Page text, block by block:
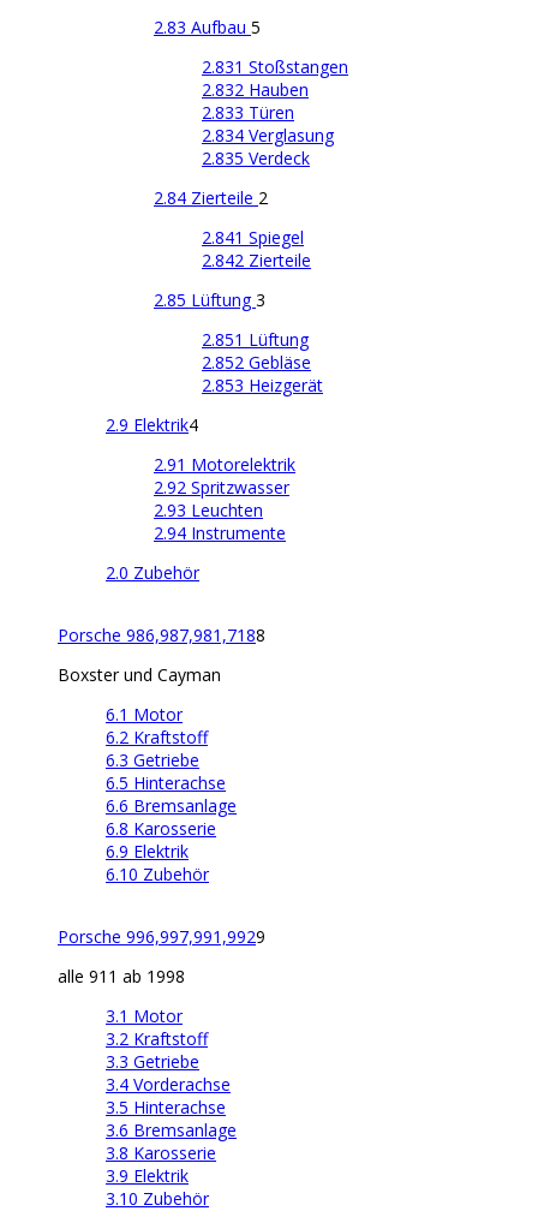
2.83 Aufbau 5
2.831 Stoßstangen
2.832 Hauben
2.833 Türen
2.834 Verglasung
2.835 Verdeck
2.84 Zierteile 2
2.841 Spiegel
2.842 Zierteile
2.85 Lüftung3
2.851 Lüftung
2.852 Gebläse
2.853 Heizgerät
2.9 Elektrik4
2.91 Motorelektrik
2.92 Spritzwasser
2.93 Leuchten
2.94 Instrumente
2.0 Zubehör
Porsche 986,987,981,7188
Boxster und Cayman
6.1 Motor
6.2 Kraftstoff
6.3 Getriebe
6.5 Hinterachse
6.6 Bremsanlage
6.8 Karosserie
6.9 Elektrik
6.10 Zubehör
Porsche 996,997,991,9929
alle 911 ab 1998
3.1 Motor
3.2 Kraftstoff
3.3 Getriebe
3.4 Vorderachse
3.5 Hinterachse
3.6 Bremsanlage
3.8 Karosserie
3.9 Elektrik
3.10 Zubehör